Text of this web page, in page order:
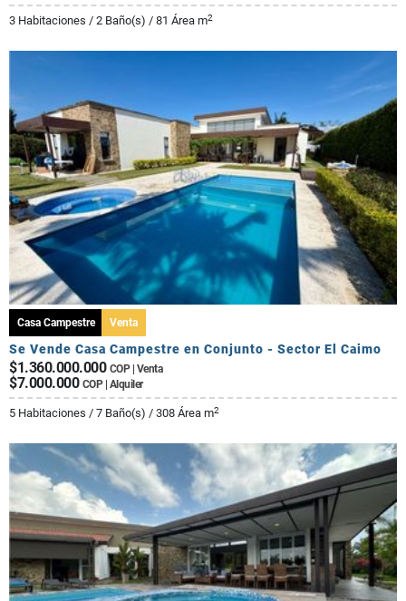
3 Habitaciones / 2 Baño(s) / 81 Área m2
Casa Campestre Venta
Se Vende Casa Campestre en Conjunto - Sector El Caimo
$1.360.000.000 COP | Venta
$7.000.000 COP | Alquiler
5 Habitaciones / 7 Baño(s) / 308 Área m2